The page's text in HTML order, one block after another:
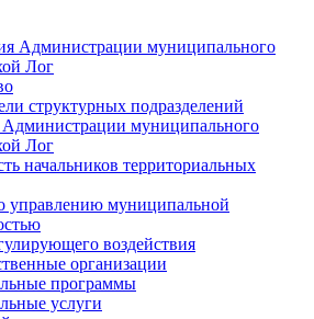
Администрации муниципального
Лог
структурных подразделений
Администрации муниципального
Лог
начальников территориальных
управлению муниципальной
воздействия
организации
программы
услуги